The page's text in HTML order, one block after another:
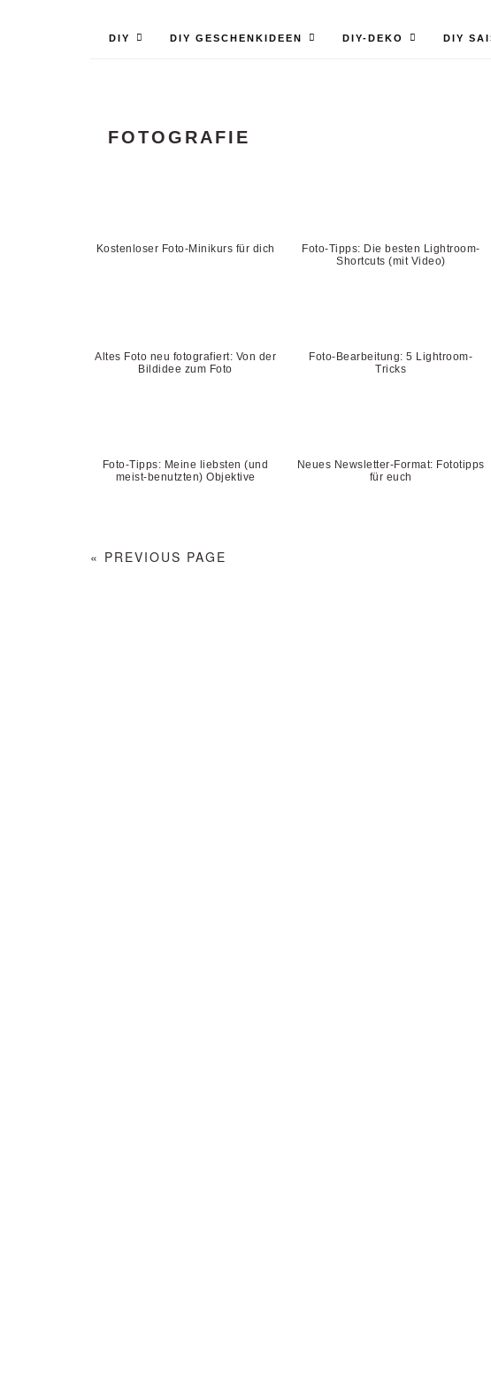
DIY DIY GESCHENKIDEEN DIY-DEKO DIY
FOTOGRAFIE
Kostenloser Foto-Minikurs für dich
Foto-Tipps: Die besten Lightroom-
Shortcuts (mit Video)
Altes Foto neu fotografiert: Von der
Bildidee zum Foto
Foto-Bearbeitung: 5 Lightroom-
Tricks
Foto-Tipps: Meine liebsten (und
meist-benutzten) Objektive
Neues Newsletter-Format: Fototipps
für euch
« PREVIOUS PAGE